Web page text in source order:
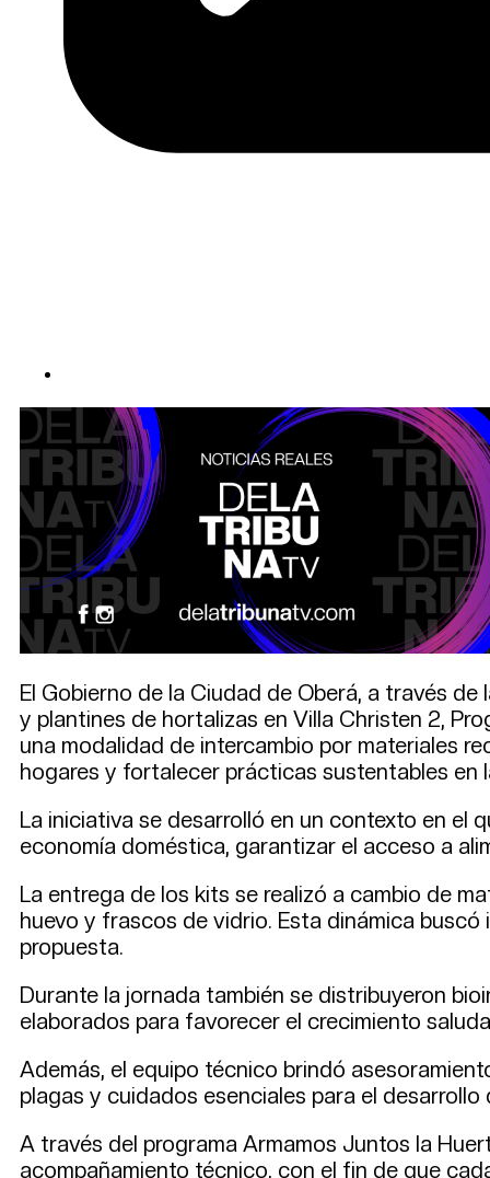
El Gobierno de la Ciudad de Oberá, a través
y plantines de hortalizas en Villa Christen 2,
una modalidad de intercambio por materiales
hogares y fortalecer prácticas sustentables en
La iniciativa se desarrolló en un contexto en el
economía doméstica, garantizar el acceso a
La entrega de los kits se realizó a cambio de
huevo y frascos de vidrio. Esta dinámica
propuesta.
Durante la jornada también se distribuyeron
elaborados para favorecer el crecimiento
Además, el equipo técnico brindó
plagas y cuidados esenciales para el
A través del programa Armamos Juntos la
acompañamiento técnico, con el fin de que